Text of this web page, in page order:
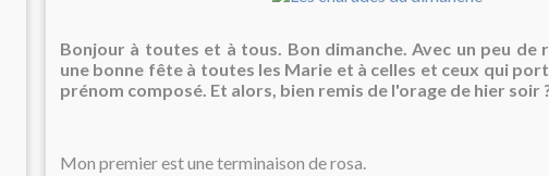
Bonjour à toutes et à tous. Bon dimanche. Avec un peu de
une bonne fête à toutes les Marie et à celles et ceux qui
prénom composé. Et alors, bien remis de l'orage de hier soir
Mon premier est une terminaison de rosa.